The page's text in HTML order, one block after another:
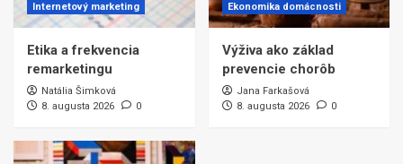
Internetový marketing
Etika a frekvencia
remarketingu
Natália Šimková
8. augusta 2026
0
Ekonomika domácnosti
Výživa ako základ
prevencie chorôb
Jana Farkašová
8. augusta 2026
0